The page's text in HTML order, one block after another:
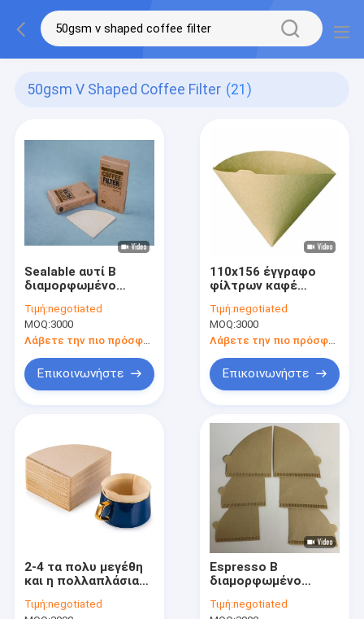
50gsm V Shaped Coffee Filter (21)
Sealable αυτί Β
διαμορφωμένο
εγγράφου φίλτρων
καφέ
Τιμή:negotiated
MOQ:3000
Λάβετε την πιο πρόσφατη τιμή
Επικοινωνήστε
110x156 έγγραφο
φίλτρων καφέ
καφέ χιλ. Β
διαμορφωμένο V01
Τιμή:negotiated
MOQ:3000
Επικοινωνήστε
2-4 τα πολυ μεγέθη
και η πολλαπλάσια
φλυτζανιών
Τιμή:negotiated
Espresso Β
διαμορφωμένο
Τιμή:negotiated